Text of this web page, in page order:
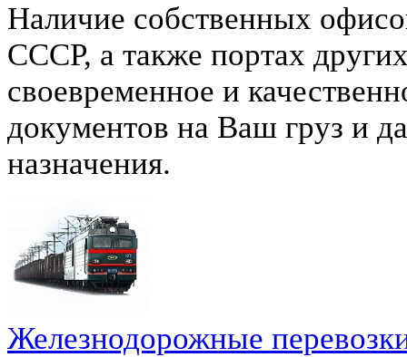
Наличие собственных
СССР, а также портах
своевременное и
документов на Ваш груз и
назначения.
Железнодорожные